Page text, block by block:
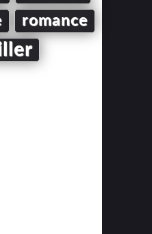
romance